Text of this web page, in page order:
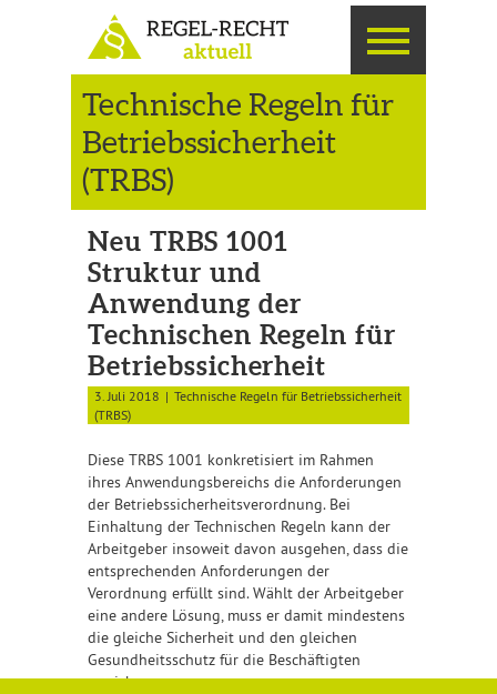
Technische Regeln für
Betriebssicherheit
(TRBS)
Neu TRBS 1001
Struktur und
Anwendung der
Technischen Regeln für
Betriebssicherheit
3. Juli 2018
Technische Regeln für Betriebssicherheit
(TRBS)
Diese TRBS 1001 konkretisiert im Rahmen
ihres Anwendungsbereichs die Anforderungen
der Betriebssicherheitsverordnung. Bei
Einhaltung der Technischen Regeln kann der
Arbeitgeber insoweit davon ausgehen, dass die
entsprechenden Anforderungen der
Verordnung erfüllt sind. Wählt der Arbeitgeber
eine andere Lösung, muss er damit mindestens
die gleiche Sicherheit und den gleichen
Gesundheitsschutz für die Beschäftigten
erreichen.